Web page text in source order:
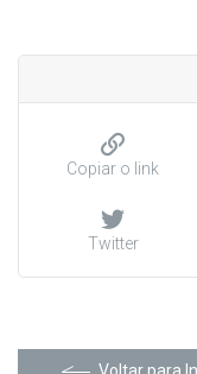
Copiar o link
Twitter
Voltar para